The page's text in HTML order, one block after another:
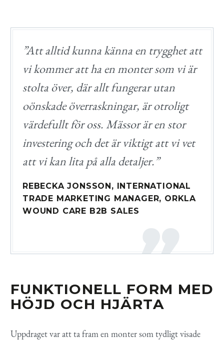
”Att alltid kunna känna en trygghet att
vi kommer att ha en monter som vi är
stolta över, där allt fungerar utan
oönskadeöverraskningar, är otroligt
värdefullt för oss. Mässor är en stor
investering och det är viktigt att vi vet
att vi kan lita på alla detaljer.”
REBECKA JONSSON, INTERNATIONAL
TRADE MARKETING MANAGER, ORKLA
WOUND CARE B2B SALES
FUNKTIONELL FORM MED
HÖJD OCH HJÄRTA
Uppdraget var att ta fram en monter som tydligt visade